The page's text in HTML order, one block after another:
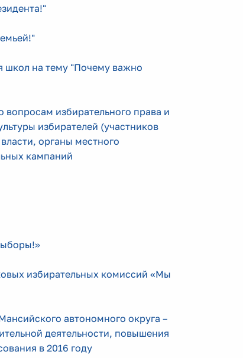
школ на тему "Почему важно
избирательного права и
избирателей (участников
органы местного
кампаний
избирательных комиссий «Мы
автономного округа –
деятельности, повышения
в 2016 году